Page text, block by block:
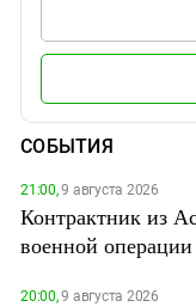
СОБЫТИЯ
21:00,9 августа 2026
Контрактник из
военной операции
20:00,9 августа 2026